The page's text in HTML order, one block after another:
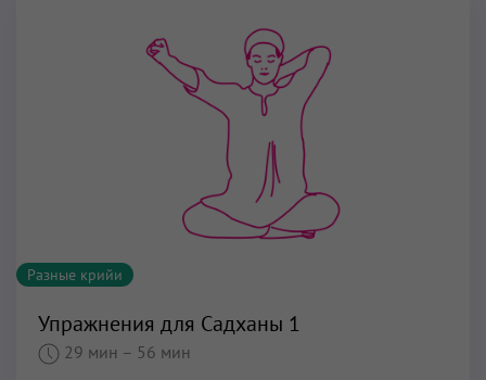
Разные крийи
Упражнения для Садханы 1
29 мин – 56 мин